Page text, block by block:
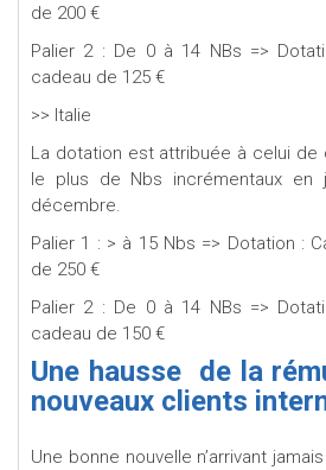
de 200 €
Palier 2 : De 0 à 14 NBs =>
cadeau de 125 €
>> Italie
La dotation est attribuée à celui de
le plus de Nbs incrémentaux en
décembre.
Palier 1 : > à 15 Nbs => Dotation :
de 250 €
Palier 2 : De 0 à 14 NBs =>
cadeau de 150 €
Une hausse de la
nouveaux clients
Une bonne nouvelle n’arrivant